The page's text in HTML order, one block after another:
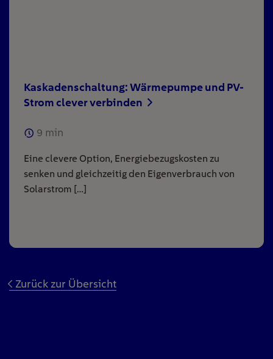
Kaskadenschaltung: Wärmepumpe und PV-
Strom clever verbinden
9 min
Eine clevere Option, Energiebezugskosten zu
senken und gleichzeitig den Eigenverbrauch von
Solarstrom […]
Zurück zur Übersicht